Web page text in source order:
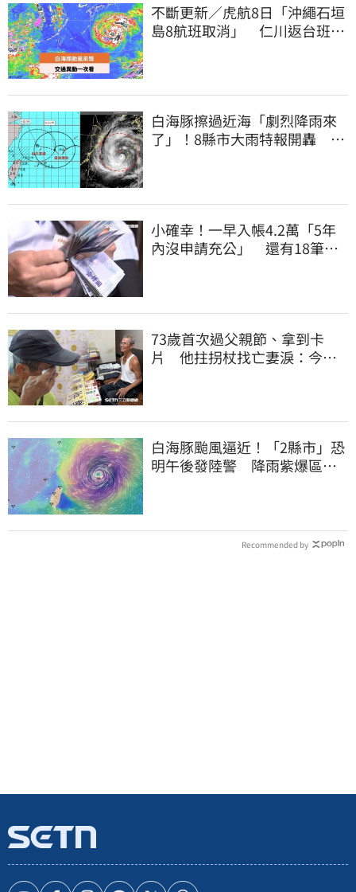
不斷更新／虎航8日「沖繩石垣
島8航班取消」 仁川返台班機
白海豚擦過近海「劇烈降雨來
了」！8縣市大雨特報開轟 今
小確幸！一早入帳4.2萬「5年
內沒申請充公」 還有18筆錢
73歲首次過父親節、拿到卡
片 他拄拐杖找亡妻淚：今天
白海豚颱風逼近！「2縣市」恐
明午後發陸警 降雨紫爆區域
Recommended by